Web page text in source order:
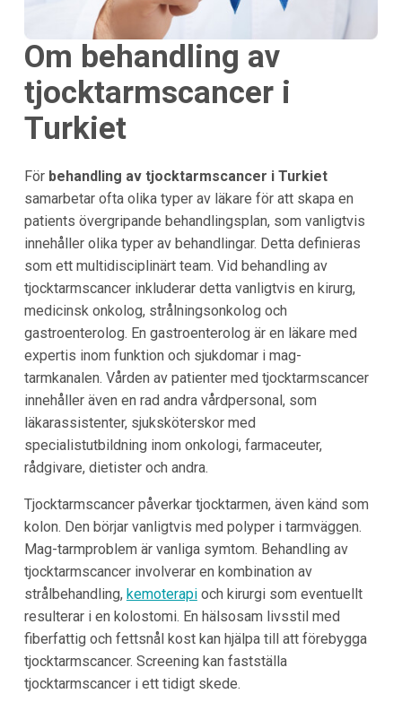
Om behandling av
tjocktarmscancer i
Turkiet
För behandling av tjocktarmscancer i Turkiet
samarbetar ofta olika typer av läkare för att skapa en
patients övergripande behandlingsplan, som vanligtvis
innehåller olika typer av behandlingar. Detta definieras
som ett multidisciplinärt team. Vid behandling av
tjocktarmscancer inkluderar detta vanligtvis en kirurg,
medicinsk onkolog, strålningsonkolog och
gastroenterolog. En gastroenterolog är en läkare med
expertis inom funktion och sjukdomar i mag-
tarmkanalen. Vården av patienter med tjocktarmscancer
innehåller även en rad andra vårdpersonal, som
läkarassistenter, sjuksköterskor med
specialistutbildning inom onkologi, farmaceuter,
rådgivare, dietister och andra.
Tjocktarmscancer påverkar tjocktarmen, även känd som
kolon. Den börjar vanligtvis med polyper i tarmväggen.
Mag-tarmproblem är vanliga symtom. Behandling av
tjocktarmscancer involverar en kombination av
strålbehandling, kemoterapioch kirurgi som eventuellt
resulterar i en kolostomi. En hälsosam livsstil med
fiberfattig och fettsnål kost kan hjälpa till att förebygga
tjocktarmscancer. Screening kan fastställa
tjocktarmscancer i ett tidigt skede.